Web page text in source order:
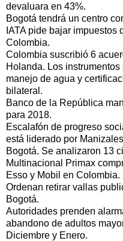
devaluara en 43%.
Bogotá tendrá un centro
IATA pide bajar impuestos
Colombia.
Colombia suscribió 6
Holanda. Los
manejo de agua y
bilateral.
Banco de la República
para 2018.
Escalafón de progreso
está liderado por
Bogotá. Se analizaron 13
Multinacional Primax
Esso y Mobil en Colombia.
Ordenan retirar vallas
Bogotá.
Autoridades prenden
abandono de adultos
Diciembre y Enero.